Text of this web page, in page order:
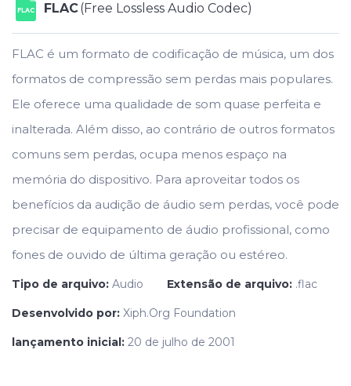
FLAC FLAC(Free Lossless Audio Codec)
FLAC é um formato de codificação de música, um dos
formatos de compressão sem perdas mais populares.
Ele oferece uma qualidade de som quase perfeita e
inalterada. Além disso, ao contrário de outros formatos
comuns sem perdas, ocupa menos espaço na
memória do dispositivo. Para aproveitar todos os
benefícios da audição de áudio sem perdas, você pode
precisar de equipamento de áudio profissional, como
fones de ouvido de última geração ou estéreo.
Tipo de arquivo: Audio Extensão de arquivo: .flac
Desenvolvido por: Xiph.Org Foundation
lançamento inicial: 20 de julho de 2001